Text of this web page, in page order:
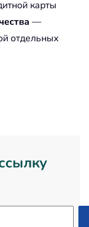
карты
—
отдельных